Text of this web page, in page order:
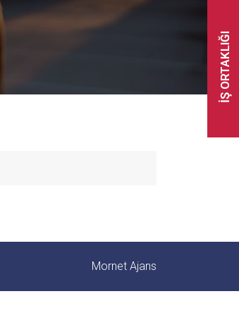
Mornet Ajans
İŞ ORTAKLIĞI